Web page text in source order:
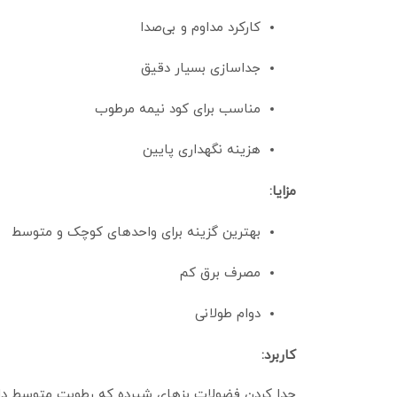
کارکرد مداوم و بی‌صدا
جداسازی بسیار دقیق
مناسب برای کود نیمه‌ مرطوب
هزینه نگهداری پایین
مزایا:
بهترین گزینه برای واحدهای کوچک و متوسط
مصرف برق کم
دوام طولانی
کاربرد: